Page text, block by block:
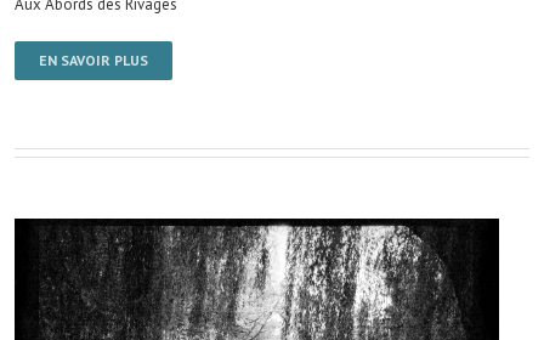
EN SAVOIR PLUS